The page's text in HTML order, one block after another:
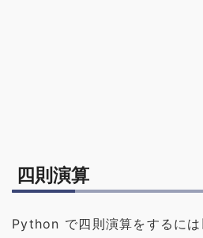
四則演算
Python で四則演算をするに